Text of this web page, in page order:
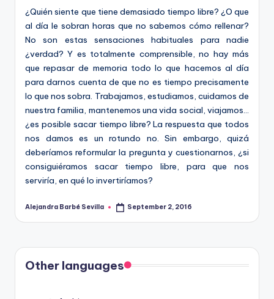
¿Quién siente que tiene demasiado tiempo libre? ¿O que
al día le sobran horas que no sabemos cómo rellenar?
No son estas sensaciones habituales para nadie
¿verdad? Y es totalmente comprensible, no hay más
que repasar de memoria todo lo que hacemos al día
para darnos cuenta de que no es tiempo precisamente
lo que nos sobra. Trabajamos, estudiamos, cuidamos de
nuestra familia, mantenemos una vida social, viajamos…
¿es posible sacar tiempo libre? La respuesta que todos
nos damos es un rotundo no. Sin embargo, quizá
deberíamos reformular la pregunta y cuestionarnos, ¿si
consiguiéramos sacar tiempo libre, para que nos
serviría, en qué lo invertiríamos?
Posted
Alejandra Barbé Sevilla September 2, 2016
Other languages